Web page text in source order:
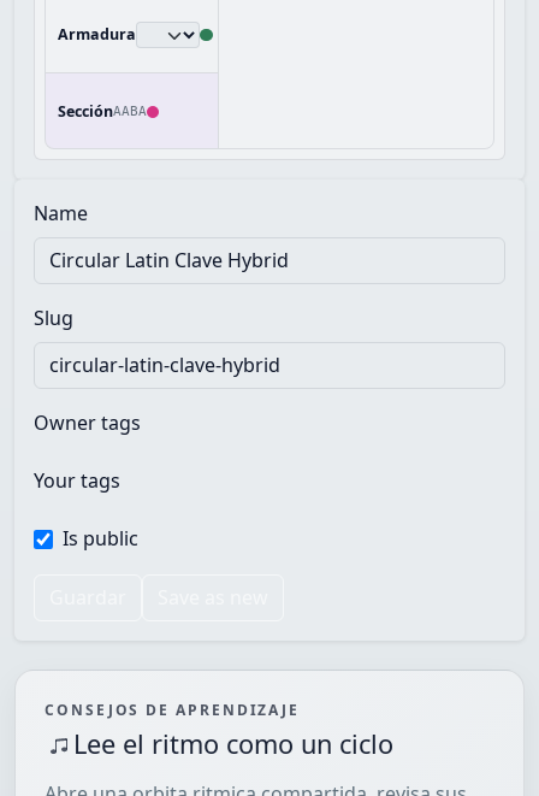
Armadura
SecciónAABA
Name
Slug
Owner tags
Your tags
Is public
CONSEJOS DE APRENDIZAJE
Lee el ritmo como un ciclo